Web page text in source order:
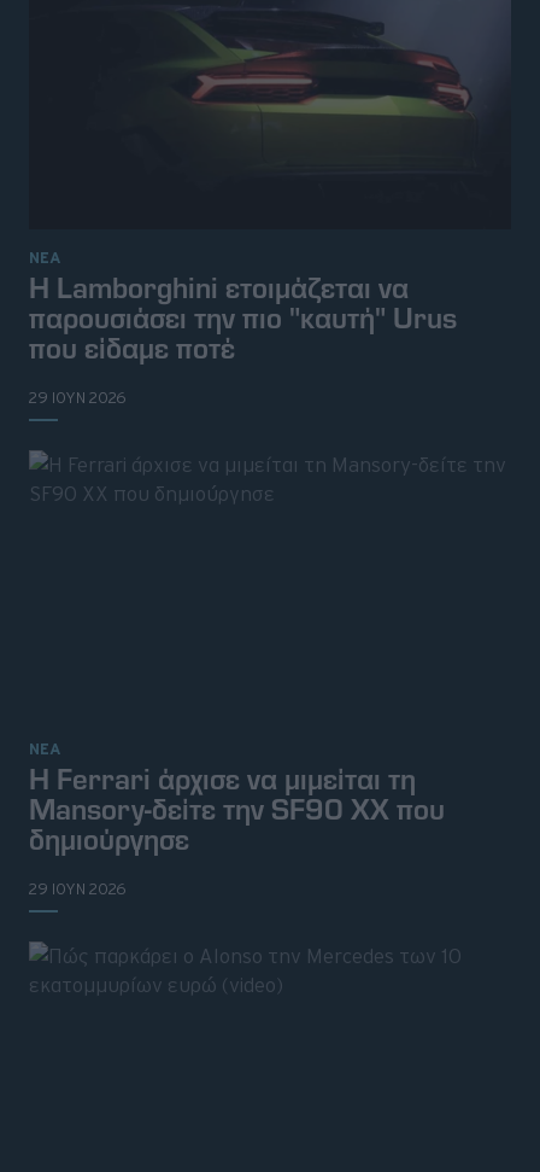
ΝΕΑ
Η Lamborghini ετοιμάζεται να
παρουσιάσει την πιο "καυτή" Urus
που είδαμε ποτέ
29 ΙΟΥΝ 2026
ΝΕΑ
Η Ferrari άρχισε να μιμείται τη
Mansory-δείτε την SF90 XX που
δημιούργησε
29 ΙΟΥΝ 2026